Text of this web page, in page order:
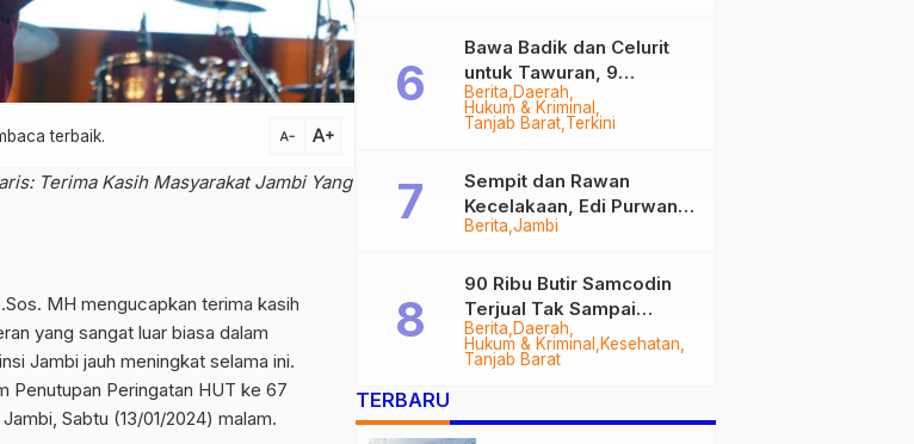
terbaik. text_decrease text_increase
Terima Kasih Masyarakat Jambi Yang
MH mengucapkan terima kasih
yang sangat luar biasa dalam
Jambi jauh meningkat selama ini.
Penutupan Peringatan HUT ke 67
Sabtu (13/01/2024) malam.
Berita Daerah
Hukum & Kriminal
Tanjab Barat Terkini
Bawa Badik dan Celurit
untuk Tawuran, 9
Anggota Geng Motor di
Tanjab Barat Diringkus
Berita Jambi
Sempit dan Rawan
Kecelakaan, Edi Purwanto
Targetkan Jalan Lintas
2028
Berita Daerah
Hukum & Kriminal
Kesehatan
Tanjab Barat
90 Ribu Butir Samcodin
Terjual Tak Sampai
Setahun, Indra Safari
Desak Audit Menyeluruh
TERBARU